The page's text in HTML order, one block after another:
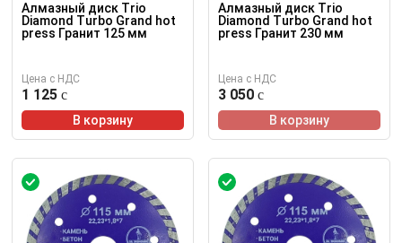
Алмазный диск Trio
Diamond Turbo Grand hot
press Гранит 125 мм
Цена с НДС
1 125
В корзину
Алмазный диск Trio
Diamond Turbo Grand hot
press Гранит 230 мм
Цена с НДС
3 050
В корзину